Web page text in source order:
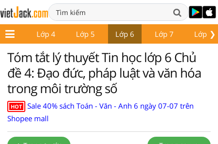
❯
3 Lớp 4 Lớp 5 Lớp 6 Lớp 7 Lớp 8
Tóm tắt lý thuyết Tin học lớp 6 Chủ
đề 4: Đạo đức, pháp luật và văn hóa
trong môi trường số
HOT
Sale 40% sách Toán - Văn - Anh 6 ngày 07-07 trên
Shopee mall